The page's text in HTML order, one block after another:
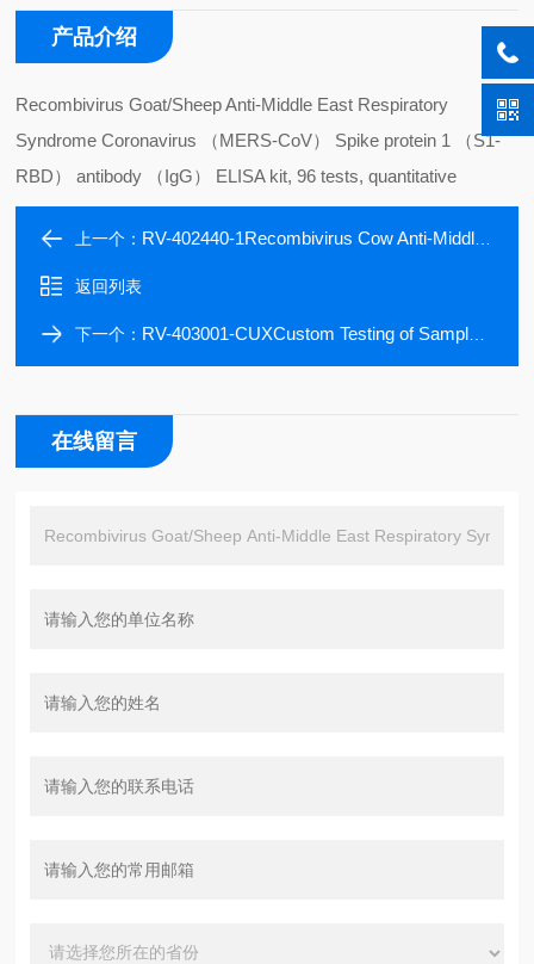
产品介绍
Recombivirus Goat/Sheep Anti-Middle East Respiratory
Syndrome Coronavirus （MERS-CoV） Spike protein 1 （S1-
RBD） antibody （IgG） ELISA kit, 96 tests, quantitative
上一个： RV-402440-1Recombivirus Cow Anti-Middle East Respiratory Syndrome Coronavirus (MERS-CoV) Spike protein 1 RBD (
返回列表
下一个： RV-403001-CUXCustom Testing of Samples for Antibodies (IgA/IgG/IgM) to Zika Virus (ZIKV) vaccines (Env/NS1/prM/C
在线留言